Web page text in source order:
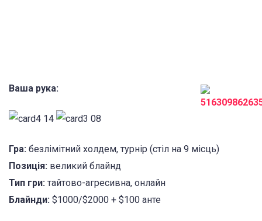
Ваша рука:
Гра: безлімітний холдем, турнір (стіл на 9 місць)
Позиція: великий блайнд
Тип гри: тайтово-агресивна, онлайн
Блайнди: $1000/$2000 + $100 анте